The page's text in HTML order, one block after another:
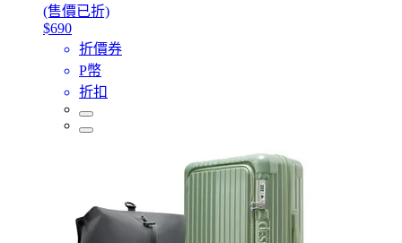
(售價已折)
$690
折價券
P幣
折扣